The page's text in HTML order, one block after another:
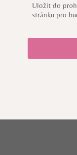
Uložit do
stránku pro